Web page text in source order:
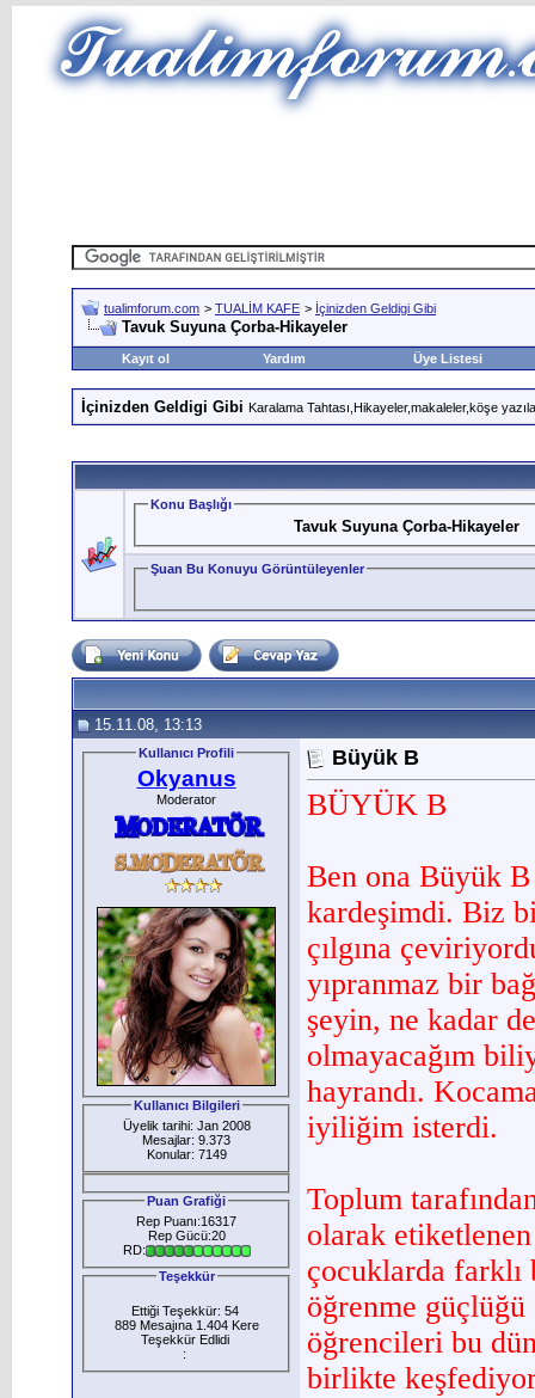
tualimforum.com > TUALİM KAFE > İçinizden Geldigi Gibi
Tavuk Suyuna Çorba-Hikayeler
Kayıt ol Yardım Üye Listesi
İçinizden Geldigi Gibi Karalama Tahtası,Hikayeler,makaleler,köşe
Konu Başlığı
Tavuk Suyuna Çorba-Hikayeler
Şuan Bu Konuyu Görüntüleyenler
15.11.08, 13:13
Kullanıcı Profili
Okyanus
Moderator
Kullanıcı Bilgileri
Üyelik tarihi: Jan 2008
Mesajlar: 9.373
Konular: 7149
Puan Grafiği
Rep Puanı:16317
Rep Gücü:20
RD:
Teşekkür
Ettiği Teşekkür: 54
889 Mesajına 1.404 Kere
Teşekkür Edlidi
:
Büyük B
BÜYÜK B
Ben ona Büyük B
kardeşimdi. Biz
çılgına
yıpranmaz bir
şeyin, ne kadar
olmayacağım
hayrandı.
iyiliğim isterdi.
Toplum
olarak
çocuklarda farklı
öğrenme güçlüğü
öğrencileri bu
birlikte